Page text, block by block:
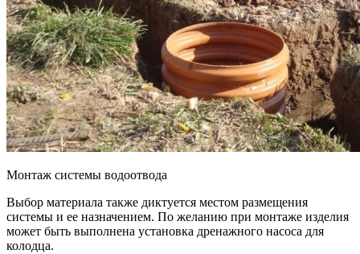
Монтаж системы водоотвода
Выбор материала также диктуется местом размещения
системы и ее назначением. По желанию при монтаже изделия
может быть выполнена установка дренажного насоса для
колодца.